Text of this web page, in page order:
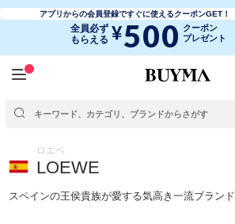
アプリからの会員登録ですぐに使えるクーポンGET！
全員必ず
もらえる ¥500 クーポン
プレゼント
ロエベ
LOEWE
スペインの王侯貴族が愛する気高き一流ブランド